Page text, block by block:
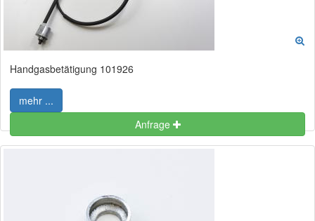
Handgasbetätigung 101926
mehr ...
Anfrage